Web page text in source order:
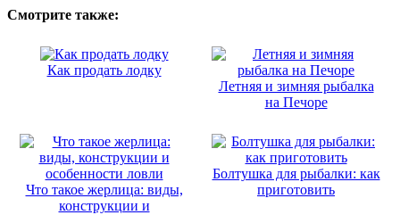
Смотрите также:
Как продать лодку
Летняя и зимняя рыбалка
на Печоре
Что такое жерлица: виды,
конструкции и
Болтушка для рыбалки: как
приготовить